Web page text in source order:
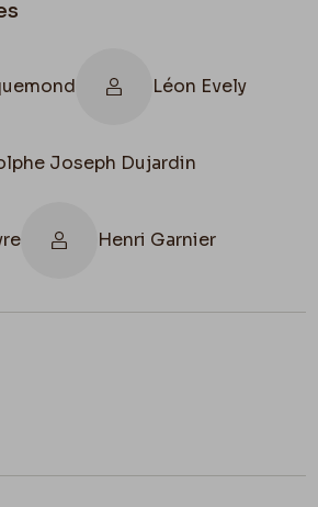
Léon Evely
Joseph Dujardin
Henri Garnier